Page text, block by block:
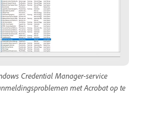
Credential Manager-service
met Acrobat op te